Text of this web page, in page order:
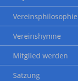
Vereinsphilosophie
Vereinshymne
Mitglied werden
Satzung